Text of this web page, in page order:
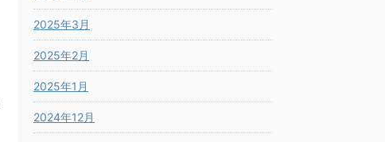
2025年3月
2025年2月
2025年1月
2024年12月